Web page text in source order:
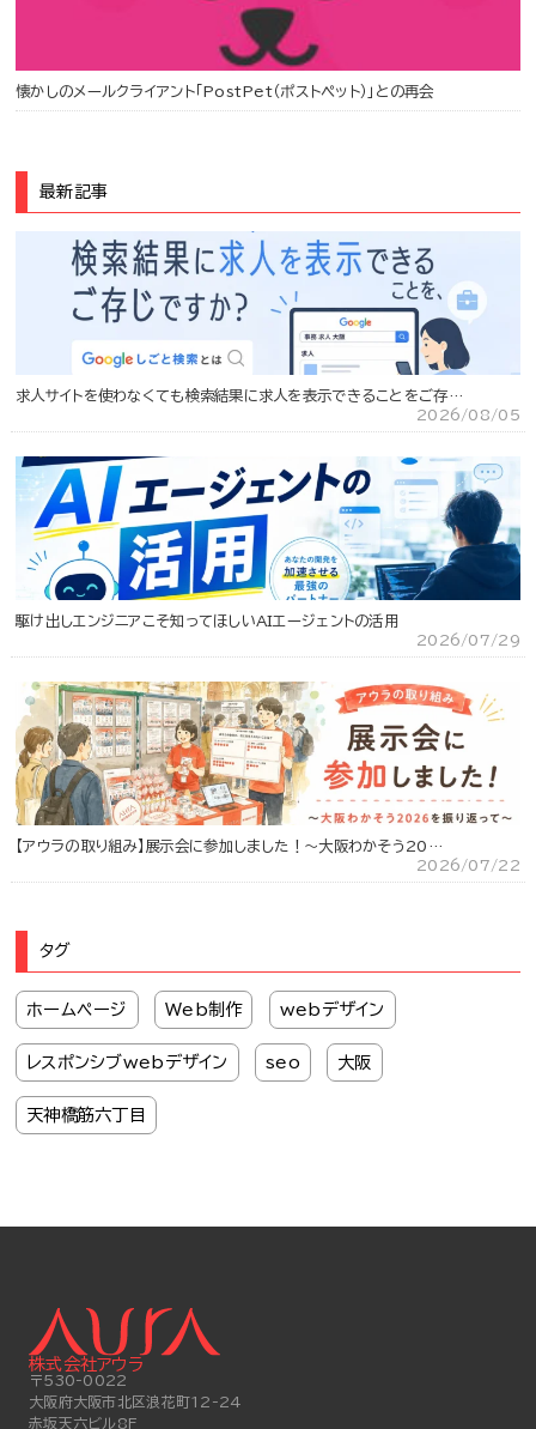
懐かしのメールクライアント「PostPet（ポストペット）」との再会
最新記事
求人サイトを使わなくても検索結果に求人を表示できることをご存…
2026/08/05
駆け出しエンジニアこそ知ってほしいAIエージェントの活用
2026/07/29
【アウラの取り組み】展示会に参加しました！～大阪わかそう20…
2026/07/22
タグ
ホームページ Web制作 webデザイン
レスポンシブwebデザイン seo 大阪
天神橋筋六丁目
株式会社アウラ
〒530-0022
大阪府大阪市北区浪花町12-24
赤坂天六ビル8F